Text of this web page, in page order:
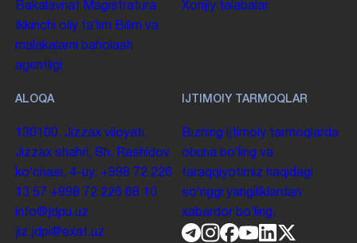
Bakalavriat Magistratura
Ikkinchi oliy taʼlim Bilim va
malakalarni baholash
agentligi
Xorijiy talabalar
ALOQA
130100. Jizzax viloyati,
Jizzax shahri, Sh. Rashidov
koʻchasi, 4-uy. +998 72 226
13 57 +998 72 226 68 10
info@jdpu.uz
jiz.jdpi@exat.uz
IJTIMOIY TARMOQLAR
Bizning ijtimoiy tarmoqlarda
obuna boʻling va
taraqqiyotimiz haqidagi
soʻnggi yangiliklardan
xabardor boʻling.